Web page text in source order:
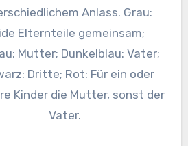
Anlass. Grau:
Elternteile gemeinsam;
Mutter; Dunkelblau: Vater;
Dritte; Rot: Für ein oder
Kinder die Mutter, sonst der
Vater.